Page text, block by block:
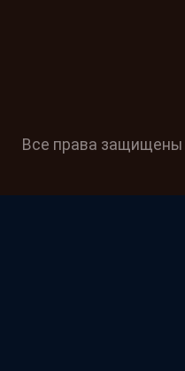
Все права защищены